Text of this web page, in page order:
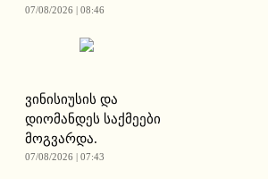
07/08/2026 | 08:46
ვინისიუსის და
დიომანდეს საქმეები
მოგვარდა.
07/08/2026 | 07:43